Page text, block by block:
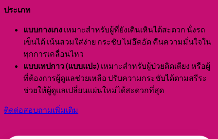
ประเภท
แบบกางเกง เหมาะสำหรับผู้ที่ยังเดินเหินได้สะดวก นั่งรถ
เข็นได้ เน้นสวมใส่ง่าย กระชับ ไม่อึดอัด คืนความมั่นใจใน
ทุกการเคลื่อนไหว
แบบเทปกาว (แบบแปะ) เหมาะสำหรับผู้ป่วยติดเตียง หรือผู้
ที่ต้องการผู้ดูแลช่วยเหลือ ปรับความกระชับได้ตามสรีระ
ช่วยให้ผู้ดูแลเปลี่ยนแผ่นใหม่ได้สะดวกที่สุด
ติดต่อสอบถามเพิ่มเติม